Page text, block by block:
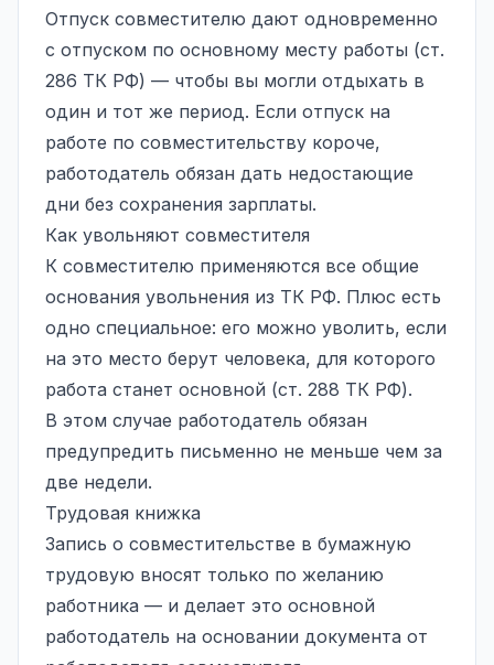
Отпуск совместителю дают одновременно
с отпуском по основному месту работы (ст.
286 ТК РФ) — чтобы вы могли отдыхать в
один и тот же период. Если отпуск на
работе по совместительству короче,
работодатель обязан дать недостающие
дни без сохранения зарплаты.
Как увольняют совместителя
К совместителю применяются все общие
основания увольнения из ТК РФ. Плюс есть
одно специальное: его можно уволить, если
на это место берут человека, для которого
работа станет основной (ст. 288 ТК РФ).
В этом случае работодатель обязан
предупредить письменно не меньше чем за
две недели.
Трудовая книжка
Запись о совместительстве в бумажную
трудовую вносят только по желанию
работника — и делает это основной
работодатель на основании документа от